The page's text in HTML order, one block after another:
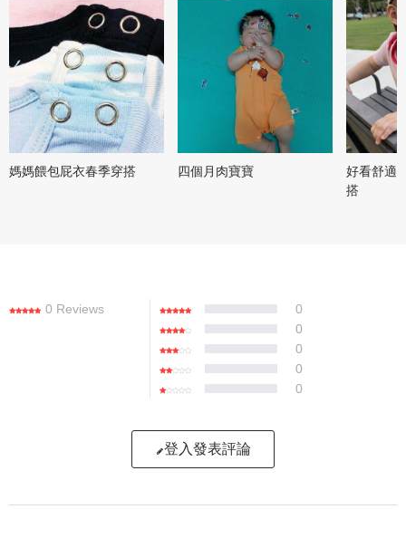
媽媽餵包屁衣春季穿搭 四個月肉寶寶
好看舒適
搭
0 Reviews
0
0
0
0
0
登入發表評論